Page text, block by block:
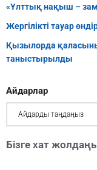
«Ұлттық нақыш –
Жергілікті тауар
Қызылорда
таныстырылды
Айдарлар
Бізге хат